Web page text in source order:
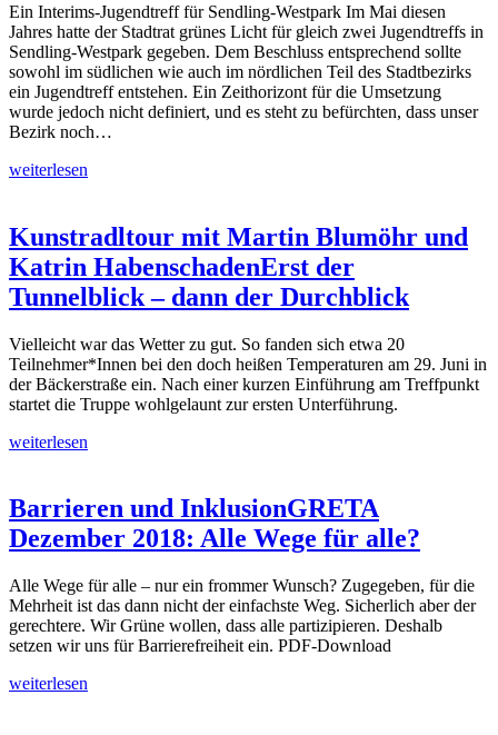
Ein Interims-Jugendtreff für Sendling-Westpark Im Mai diesen
Jahres hatte der Stadtrat grünes Licht für gleich zwei Jugendtreffs in
Sendling-Westpark gegeben. Dem Beschluss entsprechend sollte
sowohl im südlichen wie auch im nördlichen Teil des Stadtbezirks
ein Jugendtreff entstehen. Ein Zeithorizont für die Umsetzung
wurde jedoch nicht definiert, und es steht zu befürchten, dass unser
Bezirk noch…
weiterlesen
Kunstradltour mit Martin Blumöhr und
Katrin HabenschadenErst der
Tunnelblick – dann der Durchblick
Vielleicht war das Wetter zu gut. So fanden sich etwa 20
Teilnehmer*Innen bei den doch heißen Temperaturen am 29. Juni in
der Bäckerstraße ein. Nach einer kurzen Einführung am Treffpunkt
startet die Truppe wohlgelaunt zur ersten Unterführung.
weiterlesen
Barrieren und InklusionGRETA
Dezember 2018: Alle Wege für alle?
Alle Wege für alle – nur ein frommer Wunsch? Zugegeben, für die
Mehrheit ist das dann nicht der einfachste Weg. Sicherlich aber der
gerechtere. Wir Grüne wollen, dass alle partizipieren. Deshalb
setzen wir uns für Barrierefreiheit ein. PDF-Download
weiterlesen